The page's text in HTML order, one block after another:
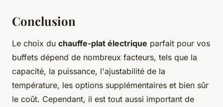
Conclusion
Le choix du chauffe-plat électrique parfait pour vos
buffets dépend de nombreux facteurs, tels que la
capacité, la puissance, l'ajustabilité de la
température, les options supplémentaires et bien sûr
le coût. Cependant, il est tout aussi important de